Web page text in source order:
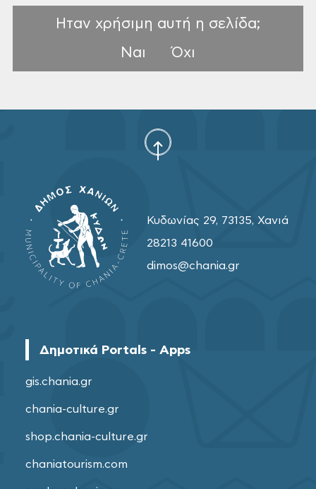
Ηταν χρήσιμη αυτή η σελίδα;
Ναι
Όχι
Κυδωνίας 29, 73135, Χανιά
28213 41600
dimos@chania.gr
Δημοτικά Portals - Apps
gis.chania.gr
chania-culture.gr
shop.chania-culture.gr
chaniatourism.com